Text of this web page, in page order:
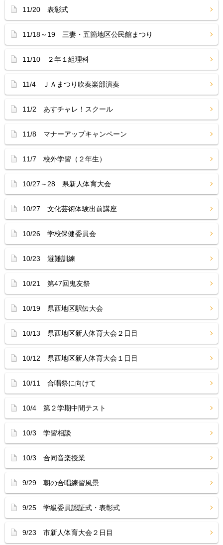
11/20 表彰式
11/18～19 三妻・五箇地区公民館まつり
11/10 ２年１組理科
11/4 ＪＡまつり吹奏楽部演奏
11/2 あすチャレ！スクール
11/8 マナーアップキャンペーン
11/7 校外学習（２年生）
10/27～28 県新人体育大会
10/27 文化芸術体験出前講座
10/26 学校保健委員会
10/23 避難訓練
10/21 第47回鬼友祭
10/19 県西地区駅伝大会
10/13 県西地区新人体育大会２日目
10/12 県西地区新人体育大会１日目
10/11 合唱祭に向けて
10/4 第２学期中間テスト
10/3 学習相談
10/3 合同音楽授業
9/29 朝の合唱練習風景
9/25 学級委員認証式・表彰式
9/23 市新人体育大会２日目